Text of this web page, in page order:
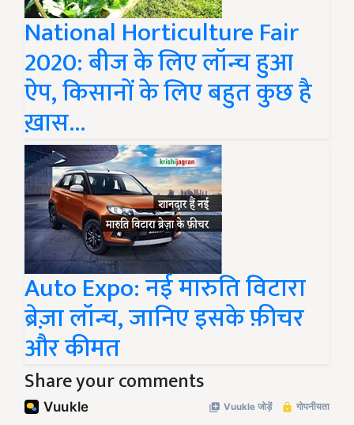
National Horticulture Fair
2020: बीज के लिए लॉन्च हुआ
ऐप, किसानों के लिए बहुत कुछ है
ख़ास...
Auto Expo: नई मारुति विटारा
ब्रेज़ा लॉन्च, जानिए इसके फ़ीचर
और कीमत
Share your comments